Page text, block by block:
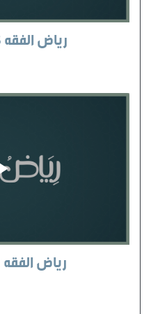
رياض الفقه 26-07-2026
رياض الفقه 19-07-2026